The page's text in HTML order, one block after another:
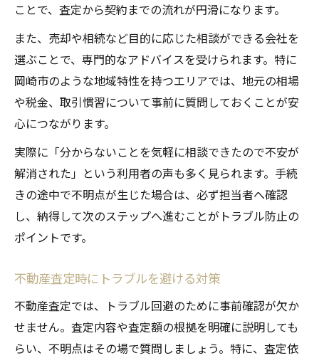
ことで、査定から契約までの流れが円滑になります。
また、売却や相続など目的に応じた相談ができる会社を
選ぶことで、専門的なアドバイスを受けられます。特に
岡崎市のような地域特性を持つエリアでは、地元の相場
や税金、取引慣習について事前に質問しておくことが安
心につながります。
実際に「分からないことを気軽に相談できたので不安が
解消された」という利用者の声も多く見られます。手続
きの途中で不明点が生じた場合は、必ず担当者へ確認
し、納得して次のステップへ進むことがトラブル防止の
ポイントです。
不動産査定時にトラブルを避ける対策
不動産査定では、トラブル回避のために事前確認が欠か
せません。査定内容や査定額の根拠を明確に説明しても
らい、不明点はその場で質問しましょう。特に、査定依